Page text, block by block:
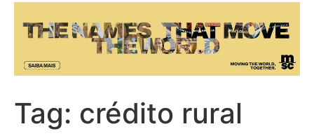
Tag: crédito rural